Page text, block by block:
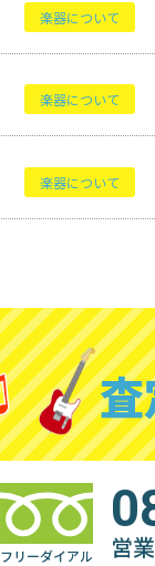
楽器について
楽器について
楽器について
フリーダイアル 営